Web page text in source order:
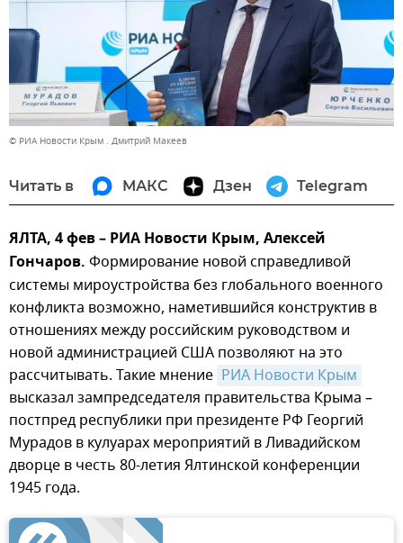
© РИА Новости Крым . Дмитрий Макеев
Читать в МАКС Дзен Telegram
ЯЛТА, 4 фев – РИА Новости Крым, Алексей
Гончаров. Формирование новой справедливой
системы мироустройства без глобального военного
конфликта возможно, наметившийся конструктив в
отношениях между российским руководством и
новой администрацией США позволяют на это
рассчитывать. Такие мнение РИА Новости Крым
высказал зампредседателя правительства Крыма –
постпред республики при президенте РФ Георгий
Мурадов в кулуарах мероприятий в Ливадийском
дворце в честь 80-летия Ялтинской конференции
1945 года.